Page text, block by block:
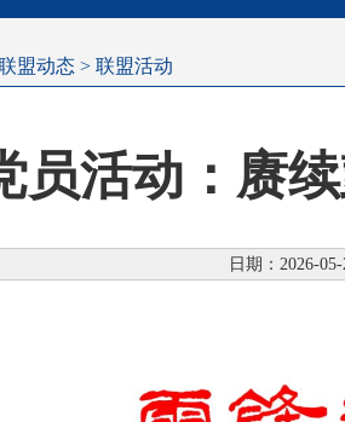
盟动态 > 联盟活动
员活动：赓
日期：2026-